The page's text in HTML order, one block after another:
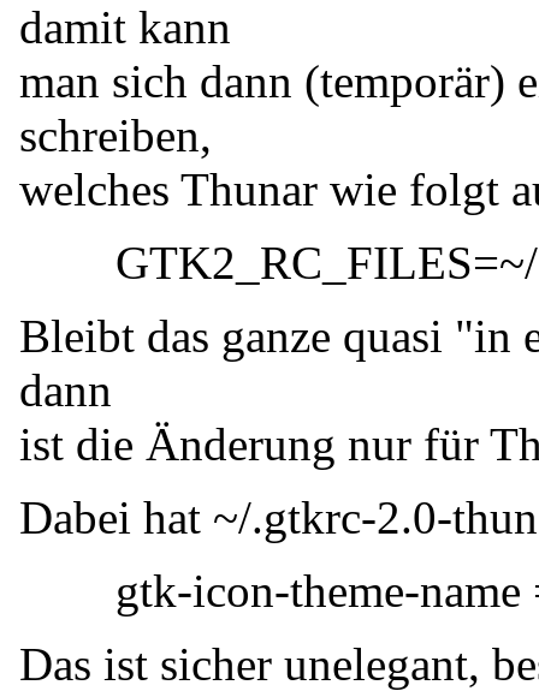
damit kann
man sich dann (temporär)
schreiben,
welches Thunar wie folgt
GTK2_RC_FILES=~/
Bleibt das ganze quasi "in
dann
ist die Änderung nur für
Dabei hat ~/.gtkrc-2.0-
gtk-icon-theme-name
Das ist sicher unelegant,